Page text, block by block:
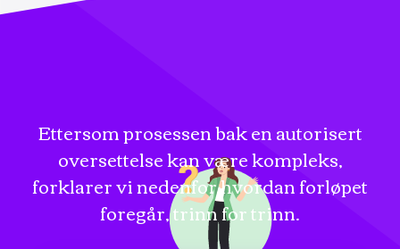
Ettersom prosessen bak en autorisert
oversettelse kan være kompleks,
forklarer vi nedenfor hvordan forløpet
foregår, trinn for trinn.